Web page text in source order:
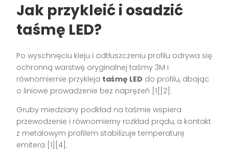
Jak przykleić i osadzić
taśmę LED?
Po wyschnięciu kleju i odtłuszczeniu profilu odrywa się
ochronną warstwę oryginalnej taśmy 3M i
równomiernie przykleja taśmę LED do profilu, dbając
o liniowe prowadzenie bez naprężeń [1][2].
Gruby miedziany podkład na taśmie wspiera
przewodzenie i równomierny rozkład prądu, a kontakt
z metalowym profilem stabilizuje temperaturę
emitera [1][4].